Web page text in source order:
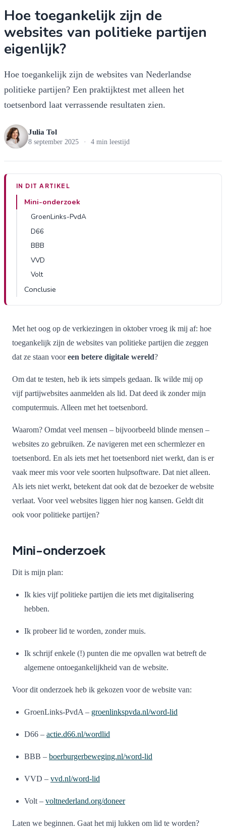
Hoe toegankelijk zijn de
websites van politieke partijen
eigenlijk?
Hoe toegankelijk zijn de websites van Nederlandse
politieke partijen? Een praktijktest met alleen het
toetsenbord laat verrassende resultaten zien.
Julia Tol
8 september 2025 · 4 min leestijd
IN DIT ARTIKEL
Mini-onderzoek
GroenLinks-PvdA
D66
BBB
VVD
Volt
Conclusie
Met het oog op de verkiezingen in oktober vroeg ik mij af: hoe
toegankelijk zijn de websites van politieke partijen die zeggen
dat ze staan vooreen betere digitale wereld?
Om dat te testen, heb ik iets simpels gedaan. Ik wilde mij op
vijf partijwebsites aanmelden als lid. Dat deed ik zonder mijn
computermuis. Alleen met het toetsenbord.
Waarom? Omdat veel mensen – bijvoorbeeld blinde mensen –
websites zo gebruiken. Ze navigeren met een schermlezer en
toetsenbord. En als iets met het toetsenbord niet werkt, dan is er
vaak meer mis voor vele soorten hulpsoftware. Dat niet alleen.
Als iets niet werkt, betekent dat ook dat de bezoeker de website
verlaat. Voor veel websites liggen hier nog kansen. Geldt dit
ook voor politieke partijen?
Mini-onderzoek
Dit is mijn plan:
Ik kies vijf politieke partijen die iets met digitalisering
hebben.
Ik probeer lid te worden, zonder muis.
Ik schrijf enkele (!) punten die me opvallen wat betreft de
algemene ontoegankelijkheid van de website.
Voor dit onderzoek heb ik gekozen voor de website van:
GroenLinks-PvdA – groenlinkspvda.nl/word-lid
D66 – actie.d66.nl/wordlid
BBB – boerburgerbeweging.nl/word-lid
VVD – vvd.nl/word-lid
Volt – voltnederland.org/doneer
Laten we beginnen. Gaat het mij lukken om lid te worden?